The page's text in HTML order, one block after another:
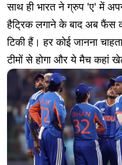
साथ ही भारत ने ग्रुप 'ए' में
हैट्रिक लगाने के बाद अब फैंस
टिकी हैं। हर कोई जानना
टीमों से होगा और ये मैच कहां